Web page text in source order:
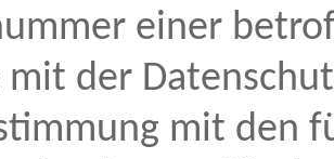
einer
mit der
mit den